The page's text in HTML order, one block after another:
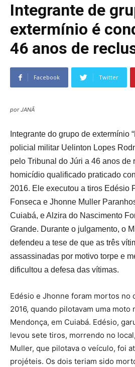
Integrante de
extermínio é
46 anos de
Facebook Twitter
por JANÃ
Integrante do grupo de extermínio
policial militar Uelinton Lopes
pelo Tribunal do Júri a 46 anos de
homicídio qualificado praticado
2016. Ele executou a tiros Edésio
Fonseca e Jhonne Muller
Cuiabá, e Alzira do Nascimento
Grande. Durante o julgamento, o
defendeu a tese de que as três
assassinadas por motivo torpe e
dificultou a defesa das vítimas.
Edésio e Jhonne foram mortos no
2016, quando pilotavam uma moto
Mendonça, em Cuiabá. Edésio,
levou sete tiros, morrendo no
Muller, que pilotava o veículo, foi
projéteis. Os dois teriam sido